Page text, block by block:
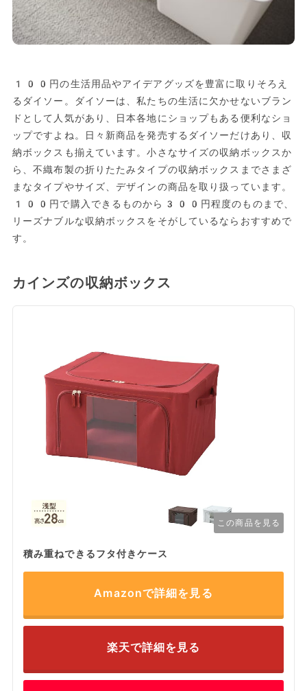
100円の生活用品やアイデアグッズを豊富に取りそろえ
るダイソー。ダイソーは、私たちの生活に欠かせないブラン
ドとして人気があり、日本各地にショップもある便利なショ
ップですよね。日々新商品を発売するダイソーだけあり、収
納ボックスも揃えています。小さなサイズの収納ボックスか
ら、不織布製の折りたたみタイプの収納ボックスまでさまざ
まなタイプやサイズ、デザインの商品を取り扱っています。
100円で購入できるものから300円程度のものまで、
リーズナブルな収納ボックスをそがしているならおすすめで
す。
カインズの収納ボックス
この商品を見る
積み重ねできるフタ付きケース
Amazonで詳細を見る
楽天で詳細を見る